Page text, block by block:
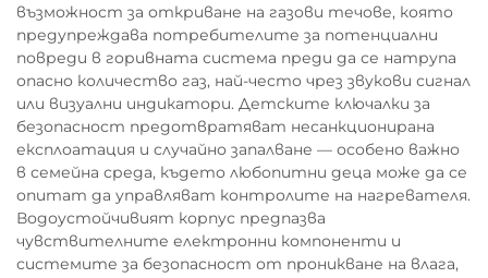
възможност за откриване на газови течове, която
предупреждава потребителите за потенциални
повреди в горивната система преди да се натрупа
опасно количество газ, най-често чрез звукови сигнал
или визуални индикатори. Детските ключалки за
безопасност предотвратяват несанкционирана
експлоатация и случайно запалване — особено важно
в семейна среда, където любопитни деца може да се
опитат да управляват контролите на нагревателя.
Водоустойчивият корпус предпазва
чувствителните електронни компоненти и
системите за безопасност от проникване на влага,